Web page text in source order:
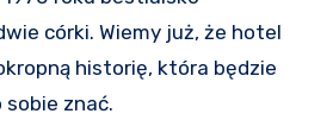
córki. Wiemy już, że hotel
historię, która będzie
sobie znać.